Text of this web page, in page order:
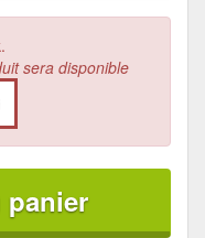
sera disponible
panier